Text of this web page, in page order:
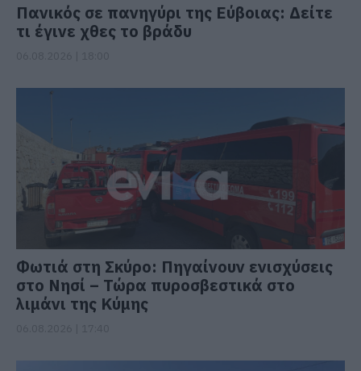
Πανικός σε πανηγύρι της Εύβοιας: Δείτε
τι έγινε χθες το βράδυ
Φωτιά στη Σκύρο: Πηγαίνουν ενισχύσεις
στο Νησί – Τώρα πυροσβεστικά στο
λιμάνι της Κύμης